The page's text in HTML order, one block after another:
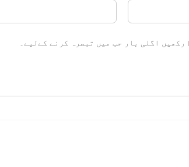
اگلی بار جب میں تبصرہ کرنے کےلیے۔